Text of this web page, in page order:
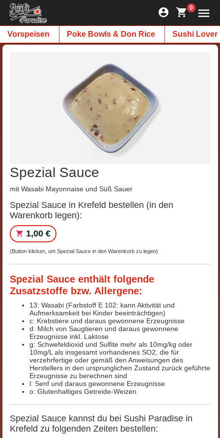
0
Vorspeisen Poke Bowls & Don Rice Sushi Lover
Spezial Sauce
mit Wasabi Mayonnaise und Süß Sauer
Spezial Sauce in Krefeld bestellen (in den
Warenkorb legen):
1,00 €
(Button klicken, um Spezial Sauce in den Warenkorb zu legen)
Spezial Sauce enthält folgende
Zusatzstoffe bzw. Allergene:
13: Wasabi (Farbstoff E 102: kann Aktivität und
Aufmerksamkeit bei Kinder beeinträchtigen)
c: Krebstiere und daraus gewonnene Erzeugnisse
d: Milch von Saugtieren und daraus gewonnene
Erzeugnisse inkl. Laktose
g: Schwefeldioxid und Sulfite mehr als 10mg/kg oder
10mg/L als insgesamt vorhandenes SO2, die für
verzehrfertige oder gemäß den Anweisungen des
Herstellers in den ursprunglichen Zustand zurück geführte
Erzeugnisse zu berechnen sind
l: Senf und daraus gewonnene Erzeugnisse
o: Glutenhaltiges Getreide-Weizen
Spezial Sauce kannst du bei Sushi Paradise in
Krefeld zu folgenden Zeiten bestellen: